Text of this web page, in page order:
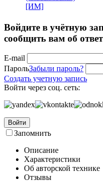
Войдите в учётную
сообщить вам об
E-mail
ПарольЗабыли пароль?
Создать учетную запись
Войти через соц. сеть:
Войти
Запомнить
Описание
Характеристики
Об авторской технике
Отзывы